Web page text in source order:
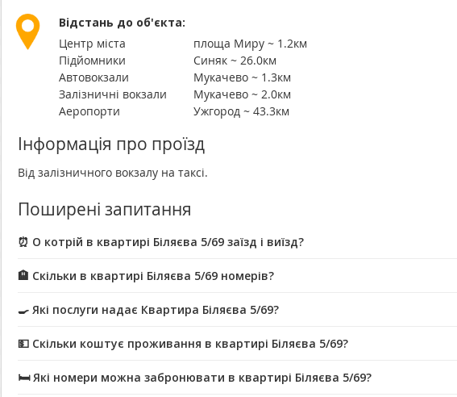
Відстань до об'єкта:
Центр міста
площа Миру ~ 1.2км
Підйомники
Синяк ~ 26.0км
Автовокзали
Мукачево ~ 1.3км
Залізничні вокзали
Мукачево ~ 2.0км
Аеропорти
Ужгород ~ 43.3км
Інформація про проїзд
Від залізничного вокзалу на таксі.
Поширені запитання
⏰ О котрій в квартирі Біляєва 5/69 заїзд і виїзд?
🏨 Скільки в квартирі Біляєва 5/69 номерів?
🍳 Які послуги надає Квартира Біляєва 5/69?
💵 Скільки коштує проживання в квартирі Біляєва 5/69?
🛏️ Які номери можна забронювати в квартирі Біляєва 5/69?